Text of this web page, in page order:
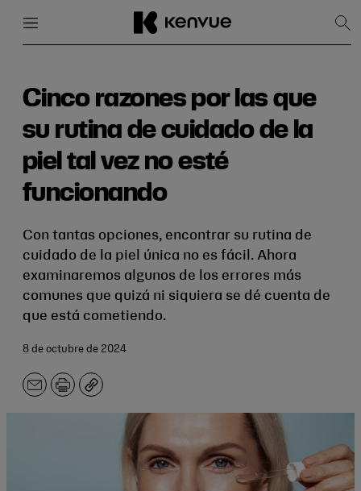
contenido
Cinco razones por las que
su rutina de cuidado de la
piel tal vez no esté
funcionando
Con tantas opciones, encontrar su rutina de
cuidado de la piel única no es fácil. Ahora
examinaremos algunos de los errores más
comunes que quizá ni siquiera se dé cuenta de
que está cometiendo.
8 de octubre de 2024
CorreoImprimir
Copiar